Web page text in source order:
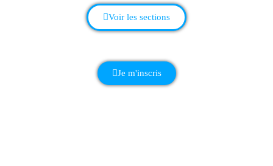
Voir les sections
Je m'inscris